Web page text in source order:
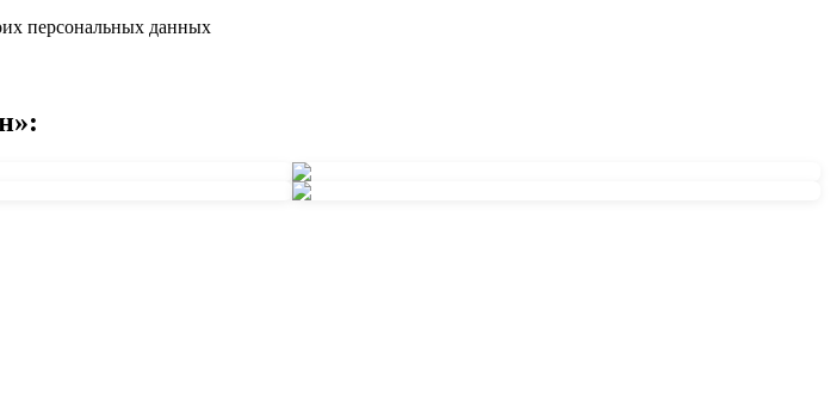
персональных данных